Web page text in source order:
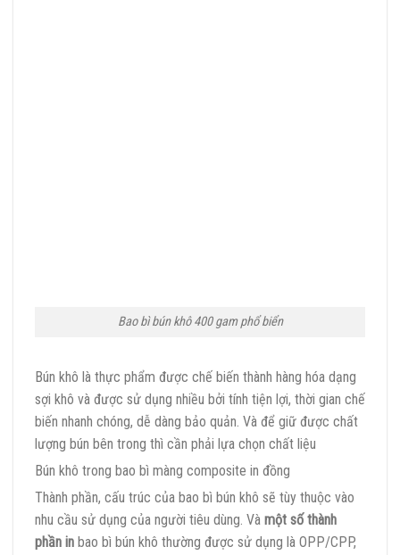
Bao bì bún khô 400 gam phổ biển
Bún khô là thực phẩm được chế biến thành hàng hóa dạng
sợi khô và được sử dụng nhiều bởi tính tiện lợi, thời gian chế
biến nhanh chóng, dễ dàng bảo quản. Và để giữ được chất
lượng bún bên trong thì cần phải lựa chọn chất liệu
Bún khô trong bao bì màng composite in đồng
Thành phần, cấu trúc của bao bì bún khô sẽ tùy thuộc vào
nhu cầu sử dụng của người tiêu dùng. Và một số thành
phần in bao bì bún khô thường được sử dụng là OPP/CPP,